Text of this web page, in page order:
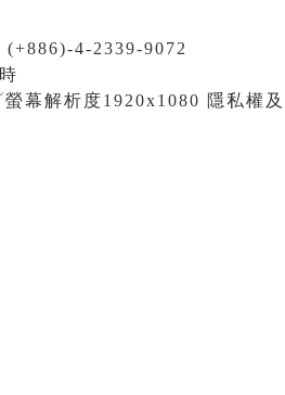
(+886)-4-2339-9072
幕解析度1920x1080 隱私權